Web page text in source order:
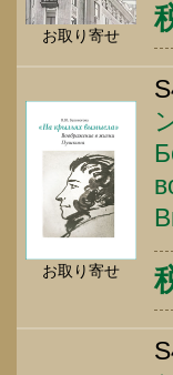
お取り寄せ
お取り寄せ